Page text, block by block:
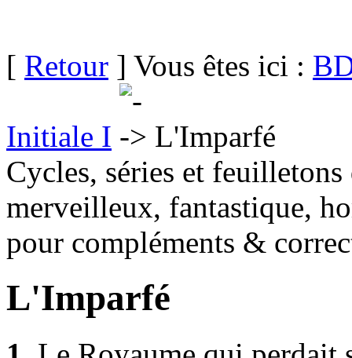
[ Retour ] Vous êtes ici :
Initiale I
L'Imparfé
Cycles, séries et
merveilleux, fantastique,
pour compléments &
L'Imparfé